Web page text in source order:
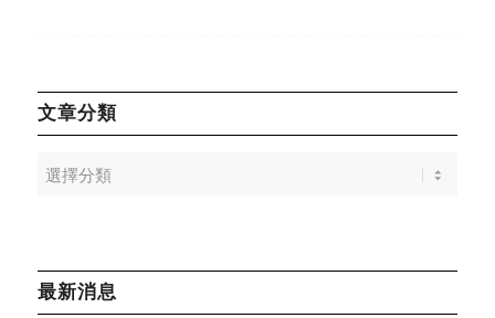
文章分類
最新消息